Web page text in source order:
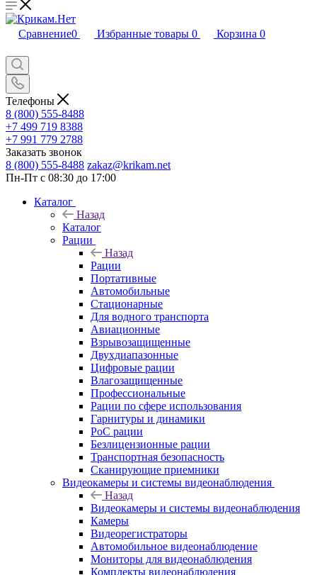
Сравнение0 Избранные товары 0 Корзина 0
Телефоны
8 (800) 555-8488
+7 499 719 8388
+7 991 779 2788
Заказать звонок
8 (800) 555-8488 zakaz@krikam.net
Пн-Пт с 08:30 до 17:00
Каталог
Назад
Каталог
Рации
Назад
Рации
Портативные
Автомобильные
Стационарные
Для водного транспорта
Авиационные
Взрывозащищенные
Двухдиапазонные
Цифровые рации
Влагозащищенные
Профессиональные
Рации по сфере использования
Гарнитуры и динамики
PoC рации
Безлицензионные рации
Транспортная безопасность
Сканирующие приемники
Видеокамеры и системы видеонаблюдения
Назад
Видеокамеры и системы видеонаблюдения
Камеры
Видеорегистраторы
Автомобильное видеонаблюдение
Мониторы для видеонаблюдения
Комплекты видеонаблюдения